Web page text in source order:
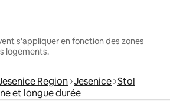
s'appliquer en fonction des zones
logements.
Region Jesenice Stol
et longue durée